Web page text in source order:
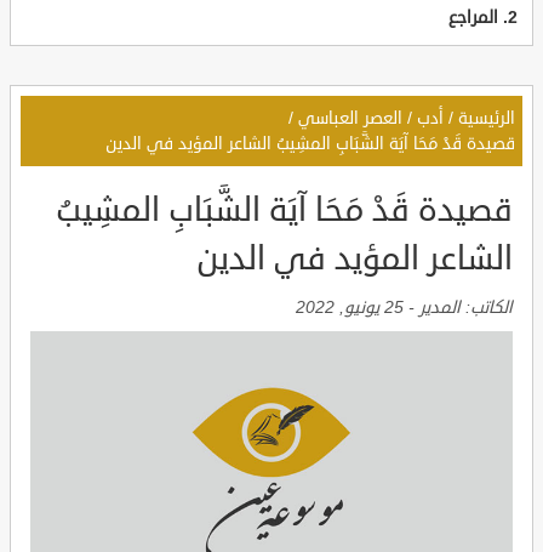
المراجع
الرئيسية / أدب / العصر العباسي /
قصيدة قَدْ مَحَا آيَة الشَّبَابِ المشِيبُ الشاعر المؤيد في الدين
قصيدة قَدْ مَحَا آيَة الشَّبَابِ المشِيبُ
الشاعر المؤيد في الدين
الكاتب:المدير - 25 يونيو, 2022